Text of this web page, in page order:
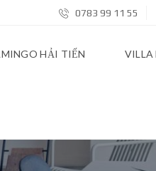
0783 99 11 55
HẢI TIẾN VILLA